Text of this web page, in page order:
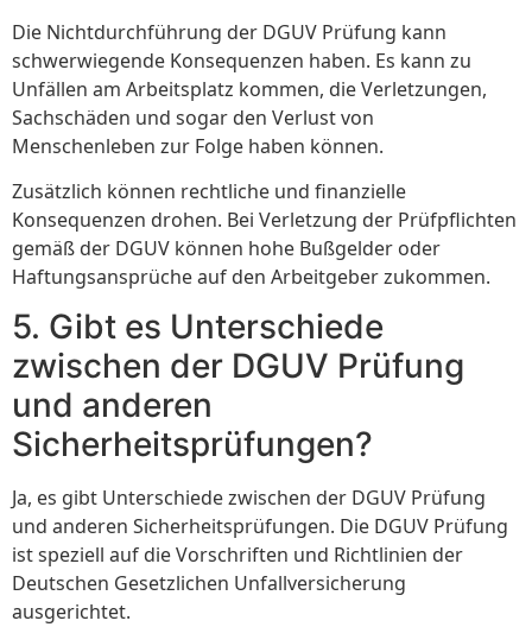
Die Nichtdurchführung der DGUV Prüfung kann
schwerwiegende Konsequenzen haben. Es kann zu
Unfällen am Arbeitsplatz kommen, die Verletzungen,
Sachschäden und sogar den Verlust von
Menschenleben zur Folge haben können.
Zusätzlich können rechtliche und finanzielle
Konsequenzen drohen. Bei Verletzung der Prüfpflichten
gemäß der DGUV können hohe Bußgelder oder
Haftungsansprüche auf den Arbeitgeber zukommen.
5. Gibt es Unterschiede
zwischen der DGUV Prüfung
und anderen
Sicherheitsprüfungen?
Ja, es gibt Unterschiede zwischen der DGUV Prüfung
und anderen Sicherheitsprüfungen. Die DGUV Prüfung
ist speziell auf die Vorschriften und Richtlinien der
Deutschen Gesetzlichen Unfallversicherung
ausgerichtet.